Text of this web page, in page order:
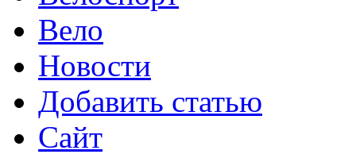
Вело
Новости
Добавить статью
Сайт